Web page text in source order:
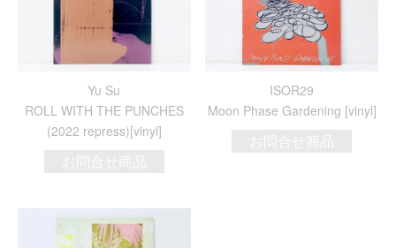
Yu Su
ROLL WITH THE PUNCHES
(2022 repress)[vinyl]
お問合せ商品
ISOR29
Moon Phase Gardening [vinyl]
お問合せ商品